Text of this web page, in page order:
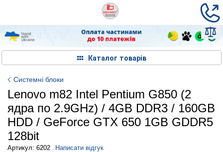
Каталог товарів
Системні блоки
Lenovo m82 Intel Pentium G850 (2
ядра по 2.9GHz) / 4GB DDR3 / 160GB
HDD / GeForce GTX 650 1GB GDDR5
128bit
Артикул: 6202 Написати відгук